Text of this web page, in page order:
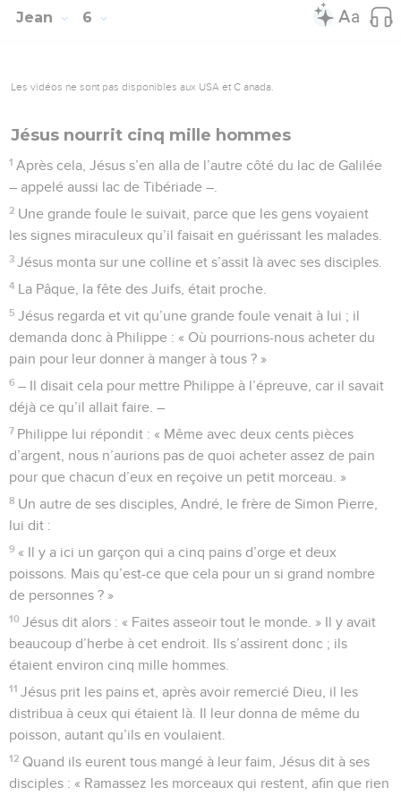
Jean 6
Les vidéos ne sont pas disponibles aux USA et C anada.
Jésus nourrit cinq mille hommes
1 Après cela, Jésus s’en alla de l’autre côté du lac de Galilée
– appelé aussi lac de Tibériade –.
2 Une grande foule le suivait, parce que les gens voyaient
les signes miraculeux qu’il faisait en guérissant les malades.
3 Jésus monta sur une colline et s’assit là avec ses disciples.
4 La Pâque, la fête des Juifs, était proche.
5 Jésus regarda et vit qu’une grande foule venait à lui ; il
demanda donc à Philippe : « Où pourrions-nous acheter du
pain pour leur donner à manger à tous ? »
6 – Il disait cela pour mettre Philippe à l’épreuve, car il savait
déjà ce qu’il allait faire. –
7 Philippe lui répondit : « Même avec deux cents pièces
d’argent, nous n’aurions pas de quoi acheter assez de pain
pour que chacun d’eux en reçoive un petit morceau. »
8 Un autre de ses disciples, André, le frère de Simon Pierre,
lui dit :
9 « Il y a ici un garçon qui a cinq pains d’orge et deux
poissons. Mais qu’est-ce que cela pour un si grand nombre
de personnes ? »
10 Jésus dit alors : « Faites asseoir tout le monde. » Il y avait
beaucoup d’herbe à cet endroit. Ils s’assirent donc ; ils
étaient environ cinq mille hommes.
11 Jésus prit les pains et, après avoir remercié Dieu, il les
distribua à ceux qui étaient là. Il leur donna de même du
poisson, autant qu’ils en voulaient.
12 Quand ils eurent tous mangé à leur faim, Jésus dit à ses
disciples : « Ramassez les morceaux qui restent, afin que rien